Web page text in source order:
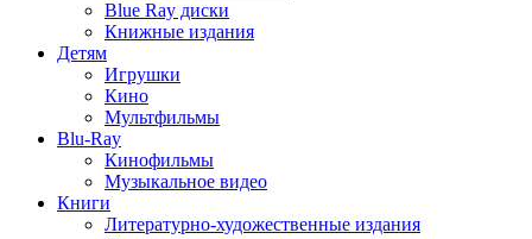
Blue Ray диски
Книжные издания
Детям
Игрушки
Кино
Мультфильмы
Blu-Ray
Кинофильмы
Музыкальное видео
Книги
Литературно-художественные издания